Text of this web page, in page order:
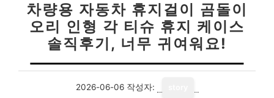
차량용 자동차 휴지걸이 곰돌이
오리 인형 각 티슈 휴지 케이스
솔직후기, 너무 귀여워요!
2026-06-06 작성자: